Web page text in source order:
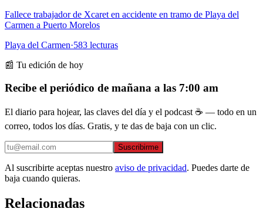
Fallece trabajador de Xcaret en accidente en tramo de Playa del
Carmen a Puerto Morelos
Playa del Carmen·583 lecturas
📰 Tu edición de hoy
Recibe el periódico de mañana a las 7:00 am
El diario para hojear, las claves del día y el podcast ☕ — todo en un
correo, todos los días. Gratis, y te das de baja con un clic.
Suscribirme
Al suscribirte aceptas nuestro aviso de privacidad. Puedes darte de
baja cuando quieras.
Relacionadas